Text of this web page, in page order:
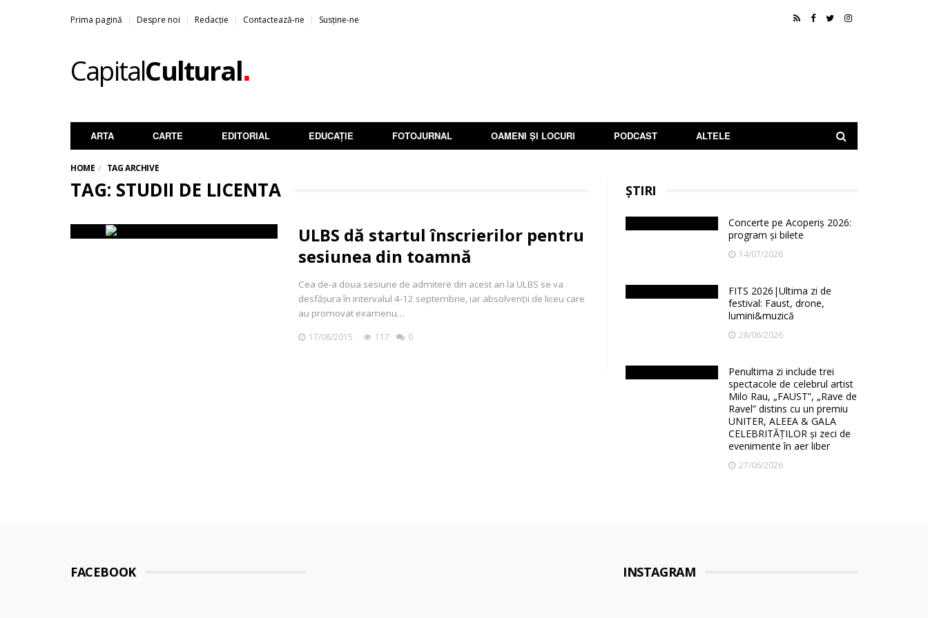
Prima pagină Despre noi Redacție Contactează-ne Susține-ne
CapitalCultural.
ARTA CARTE EDITORIAL EDUCAȚIE FOTOJURNAL OAMENI ȘI LOCURI PODCAST ALTELE
HOME TAG ARCHIVE
TAG: STUDII DE LICENTA
ULBS dă startul înscrierilor pentru
sesiunea din toamnă
Cea de-a doua sesiune de admitere din acest an la ULBS se va
desfășura în intervalul 4-12 septembrie, iar absolvenții de liceu care
au promovat examenu…
17/08/2015 117 0
ȘTIRI
Concerte pe Acoperiș 2026:
program și bilete
14/07/2026
FITS 2026|Ultima zi de
festival: Faust, drone,
lumini&muzică
28/06/2026
Penultima zi include trei
spectacole de celebrul artist
Milo Rau, „FAUST”, „Rave de
Ravel” distins cu un premiu
UNITER, ALEEA & GALA
CELEBRITĂȚILOR și zeci de
evenimente în aer liber
27/06/2026
FACEBOOK INSTAGRAM